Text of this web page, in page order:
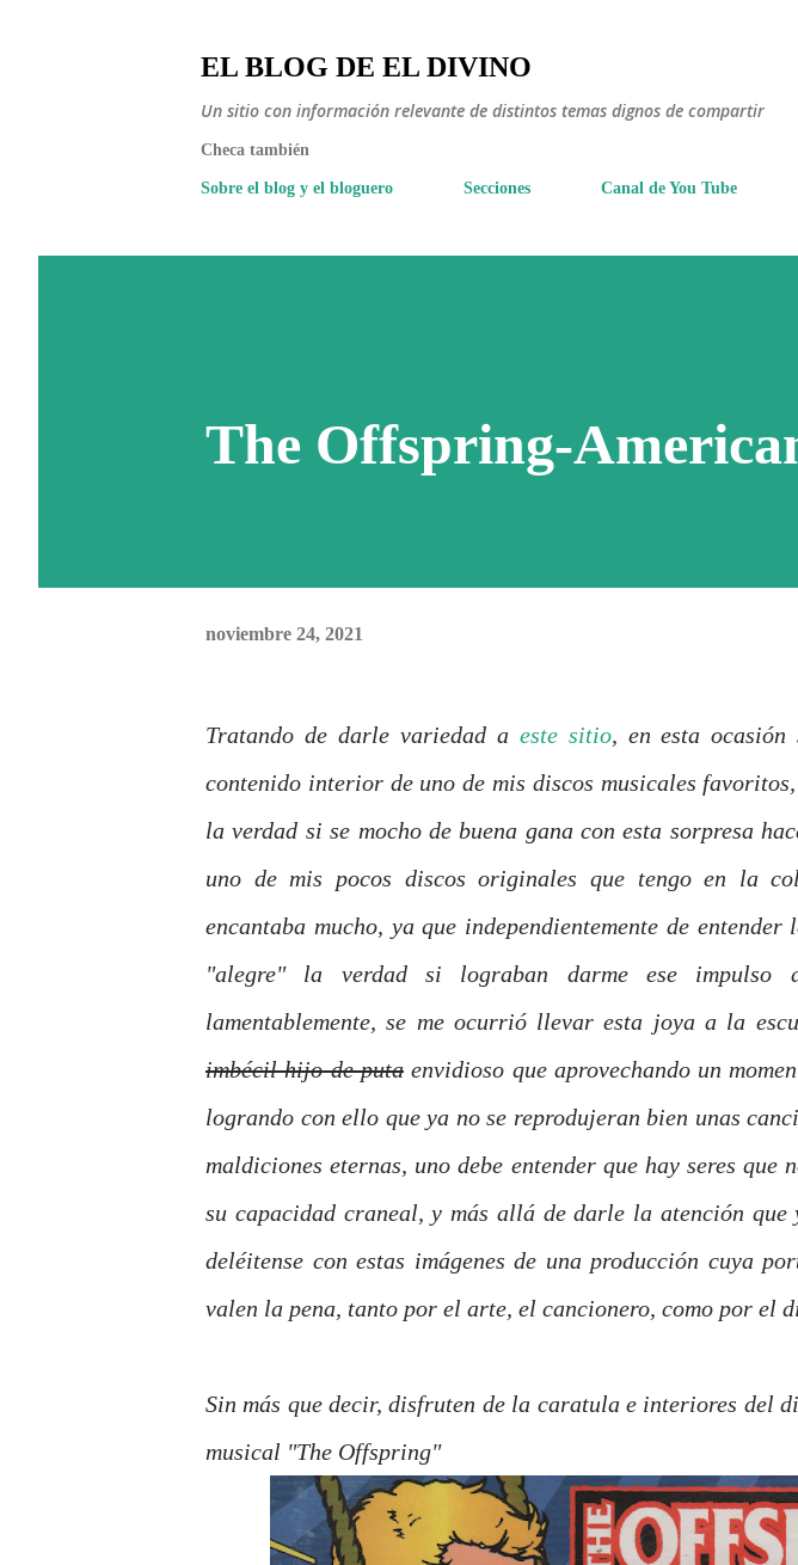
EL BLOG DE EL DIVINO
Un sitio con información relevante de distintos temas dignos de compartir
Checa también
Sobre el blog y el bloguero Secciones Canal de You Tube
The Offspring-
noviembre 24, 2021
Tratando de darle variedad a este sitio, en esta
contenido interior de uno de mis discos musicales
la verdad si se mocho de buena gana con esta sorpresa
uno de mis pocos discos originales que tengo en la
encantaba mucho, ya que independientemente de
"alegre" la verdad si lograban darme ese impulso
lamentablemente, se me ocurrió llevar esta joya a la
imbécil hijo de putaenvidioso que aprovechando un
logrando con ello que ya no se reprodujeran bien unas
maldiciones eternas, uno debe entender que hay seres que
su capacidad craneal, y más allá de darle la atención que
deléitense con estas imágenes de una producción cuya
valen la pena, tanto por el arte, el cancionero, como por el
Sin más que decir, disfruten de la caratula e interiores del
musical "The Offspring"